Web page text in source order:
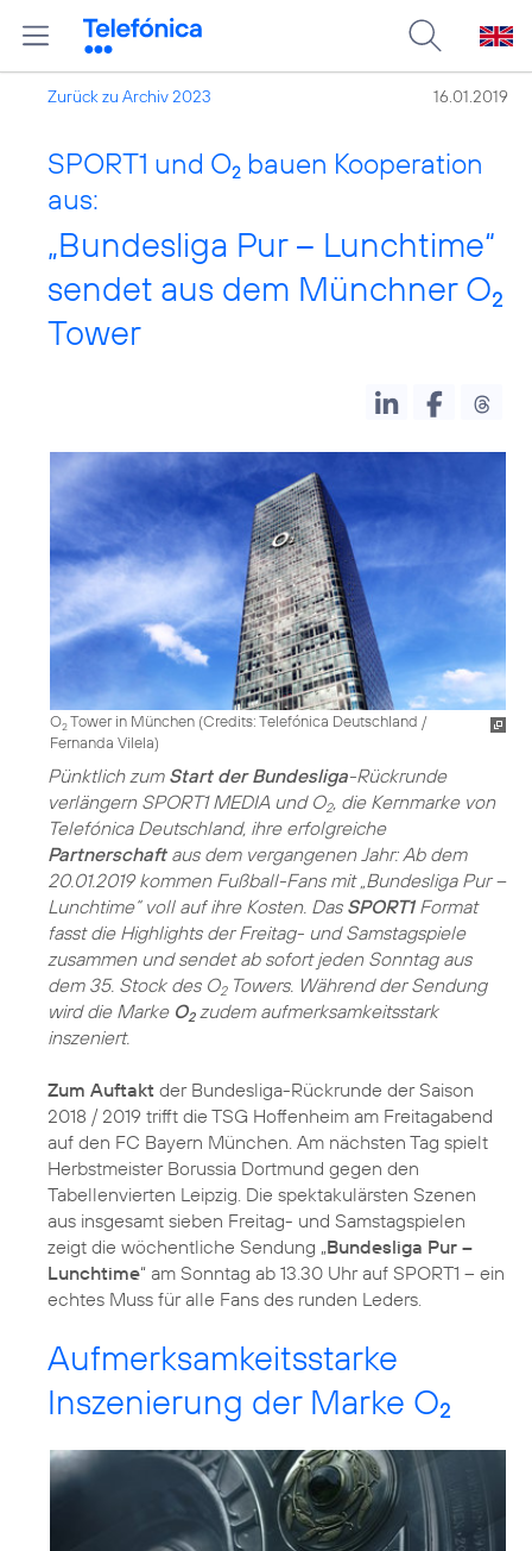
Zurück zu Archiv 2023 16.01.2019
SPORT1 und O2 bauen Kooperation
aus:
„Bundesliga Pur – Lunchtime“
sendet aus dem Münchner O2
Tower
O2Tower in München (Credits: Telefónica Deutschland /
Fernanda Vilela)
Pünktlich zum Start der Bundesliga-Rückrunde
verlängern SPORT1 MEDIA und O2, die Kernmarke von
Telefónica Deutschland, ihre erfolgreiche
Partnerschaftaus dem vergangenen Jahr: Ab dem
20.01.2019 kommen Fußball-Fans mit „Bundesliga Pur –
Lunchtime“ voll auf ihre Kosten. Das SPORT1Format
fasst die Highlights der Freitag- und Samstagspiele
zusammen und sendet ab sofort jeden Sonntag aus
dem 35. Stock des O2Towers. Während der Sendung
wird die Marke O2zudem aufmerksamkeitsstark
inszeniert.
Zum Auftakt der Bundesliga-Rückrunde der Saison
2018 / 2019 trifft die TSG Hoffenheim am Freitagabend
auf den FC Bayern München. Am nächsten Tag spielt
Herbstmeister Borussia Dortmund gegen den
Tabellenvierten Leipzig. Die spektakulärsten Szenen
aus insgesamt sieben Freitag- und Samstagspielen
zeigt die wöchentliche Sendung „Bundesliga Pur –
Lunchtime“ am Sonntag ab 13.30 Uhr auf SPORT1 – ein
echtes Muss für alle Fans des runden Leders.
Aufmerksamkeitsstarke
Inszenierung der Marke O2